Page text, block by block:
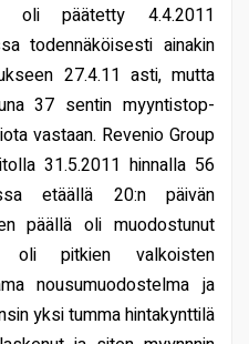
oli päätetty 4.4.2011
todennäköisesti ainakin
27.4.11 asti, mutta
37 sentin myyntistop-
vastaan. Revenio Group
31.5.2011 hinnalla 56
etäällä 20:n päivän
päällä oli muodostunut
oli pitkien valkoisten
nousumuodostelma ja
yksi tumma hintakynttilä